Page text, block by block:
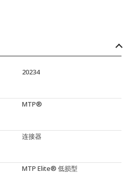
20234
MTP®
连接器
MTP Elite® 低损型